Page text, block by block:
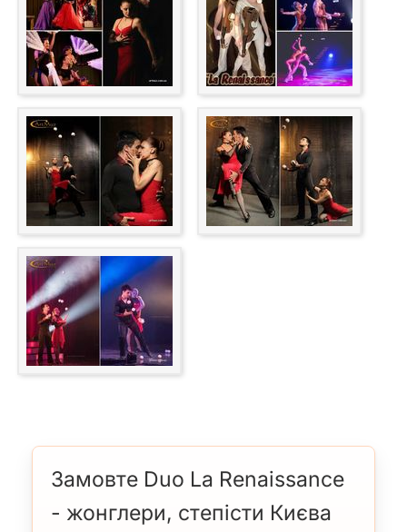
Замовте Duo La Renaissance
- жонглери, степісти Києва